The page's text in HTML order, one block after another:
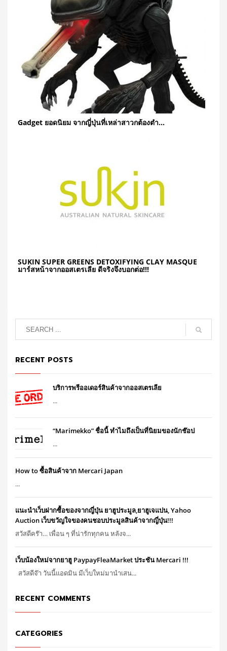
Gadget ยอดนิยม จากญี่ปุ่นที่เหล่าสาวกต้องตำ…
SUKIN SUPER GREENS DETOXIFYING CLAY MASQUE
มาร์สหน้าจากออสเตรเลีย ดีจริงจึงบอกต่อ!!!
RECENT POSTS
บริการพรีออเดอร์สินค้าจากออสเตรเลีย
...
“Marimekko” ชื่อนี้ ทำไมถึงเป็นที่นิยมของนักช๊อป
...
How to ซื้อสินค้าจาก Mercari Japan
...
แนะนำเว็บฝากซื้อของจากญี่ปุ่น ยาฮูประมูล,ยาฮูเจแปน, Yahoo
Auction เว็บขวัญใจของคนชอบประมูลสินค้าจากญี่ปุ่น!!!
สวัสดีคร๊า… เพื่อน ๆ ที่น่ารักทุกคน หลังจ...
เว็บน้องใหม่จากยาฮู PaypayFleaMarket ประชัน Mercari !!!
สวัสดีจ๊า วันนี้แอดมิน มีเว็บใหม่มานำเสน...
RECENT COMMENTS
CATEGORIES